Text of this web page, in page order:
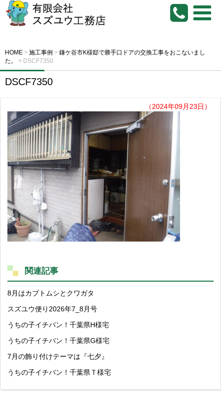
HOME > 施工事例 > 鎌ケ谷市K様邸で勝手口ドアの交換工事をおこないまし
た。
> DSCF7350
DSCF7350
（2024年09月23日）
関連記事
8月はカブトムシとクワガタ
スズユウ便り2026年7_8月号
うちの子イチバン！千葉県H様宅
うちの子イチバン！千葉県G様宅
7月の飾り付けテーマは『七夕』
うちの子イチバン！千葉県Ｔ様宅